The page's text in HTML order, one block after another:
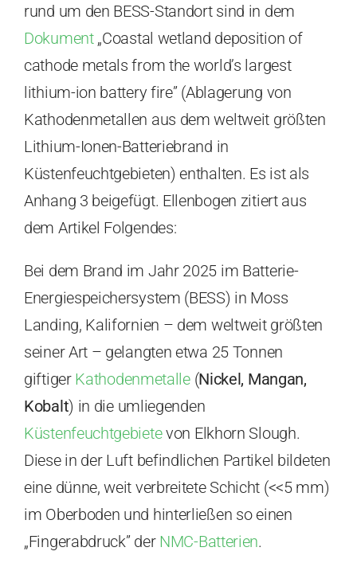
rund um den BESS-Standort sind in dem
Dokument„Coastal wetland deposition of
cathode metals from the world’s largest
lithium-ion battery fire” (Ablagerung von
Kathodenmetallen aus dem weltweit größten
Lithium-Ionen-Batteriebrand in
Küstenfeuchtgebieten) enthalten. Es ist als
Anhang 3 beigefügt. Ellenbogen zitiert aus
dem Artikel Folgendes:
Bei dem Brand im Jahr 2025 im Batterie-
Energiespeichersystem (BESS) in Moss
Landing, Kalifornien – dem weltweit größten
seiner Art – gelangten etwa 25 Tonnen
giftiger Kathodenmetalle(Nickel, Mangan,
Kobalt) in die umliegenden
Küstenfeuchtgebietevon Elkhorn Slough.
Diese in der Luft befindlichen Partikel bildeten
eine dünne, weit verbreitete Schicht (<<5 mm)
im Oberboden und hinterließen so einen
„Fingerabdruck” der NMC-Batterien.